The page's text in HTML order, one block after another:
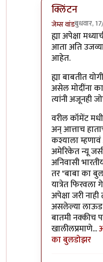
क्लिंटन
जेम्स वांडबुधवार,
In reply to
ह्या अपेक्षा
आता अति
आहेत.
ह्या बाबतीत
असेल मोदींना
त्यांनी अजूनही
वरील कॉमेंट
अन् आत्ताच
कश्याला
अमेरिकेत न्यू
अनिवासी
तर "बाबा का
यात्रेत फिरवला
अपेक्षा जरी
असलेल्या लाऊड
बातमी नक्कीच
खालीलप्रमाणे...
का बुलडोझर